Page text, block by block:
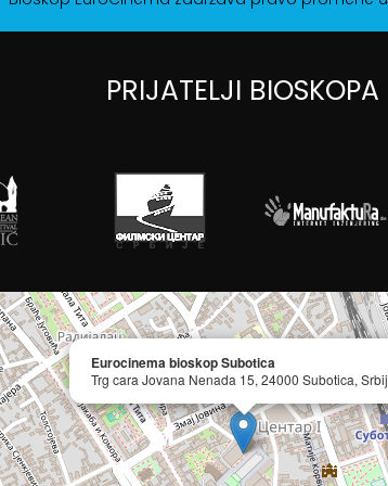
PRIJATELJI BIOSKOPA
Eurocinema bioskop Subotica
Trg cara Jovana Nenada 15, 24000 Subotica,